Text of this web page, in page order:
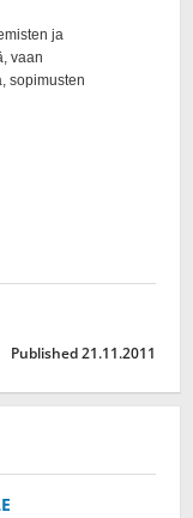
Published 21.11.2011